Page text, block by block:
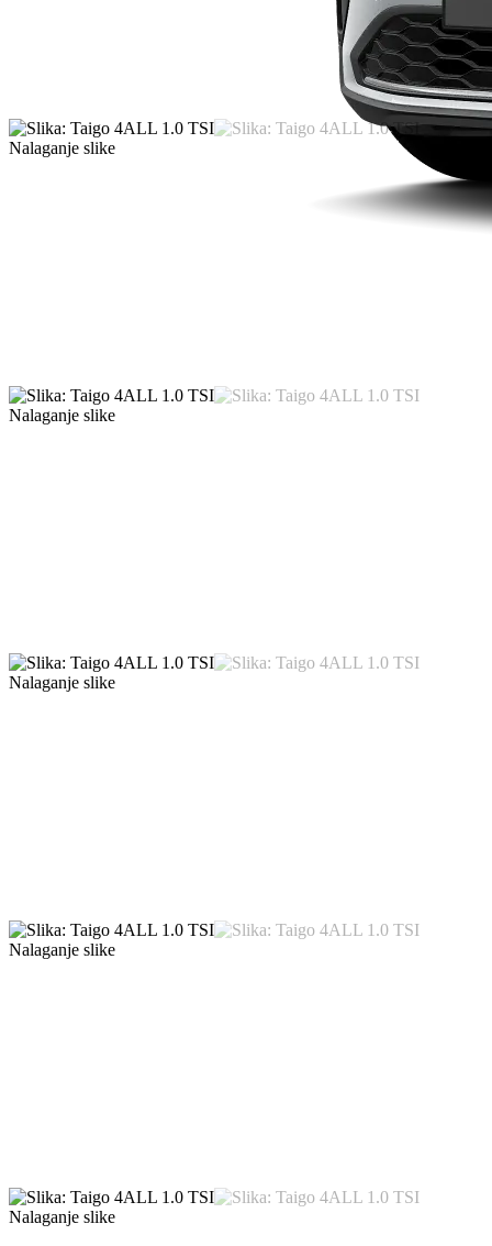
Nalaganje slike
Nalaganje slike
Nalaganje slike
Nalaganje slike
Nalaganje slike